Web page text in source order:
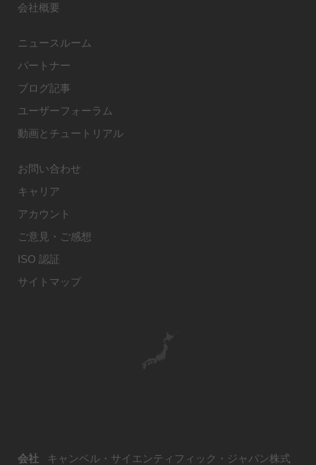
会社概要
ニュースルーム
パートナー
ブログ記事
ユーザーフォーラム
動画とチュートリアル
お問い合わせ
キャリア
アカウント
ご意見・ご感想
ISO 認証
サイトマップ
会社 キャンベル・サイエンティフィック・ジャパン株式